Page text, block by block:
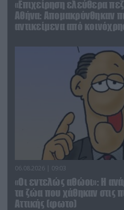
«Επιχείρηση ελεύθερα
Αθήνα: Απομακρύνθηκαν
αντικείμενα από
06.08.2026 | 09:03
«Οι εντελώς αθώοι»: Η
τα ζώα που χάθηκαν στις
Αττικής (φωτο)